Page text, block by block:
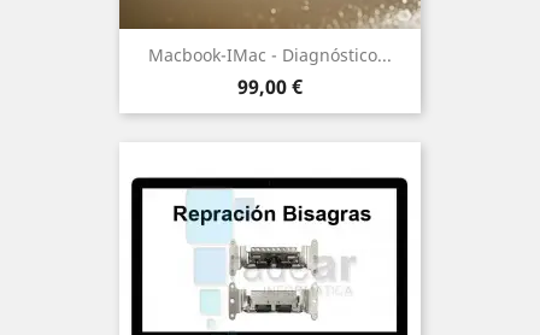
Macbook-IMac - Diagnóstico...
Precio
99,00 €